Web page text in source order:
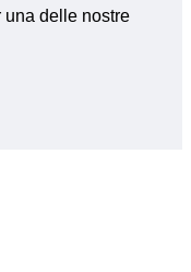
una delle nostre